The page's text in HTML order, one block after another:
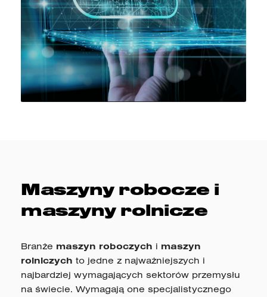
Maszyny robocze i
maszyny rolnicze
Branże maszyn roboczych i maszyn
rolniczych to jedne z najważniejszych i
najbardziej wymagających sektorów przemysłu
na świecie. Wymagają one specjalistycznego